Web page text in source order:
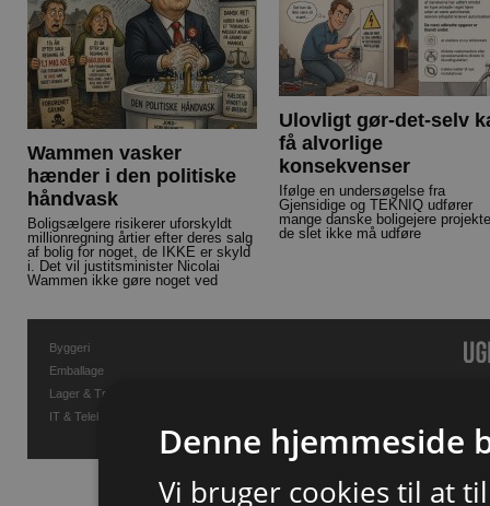
Wammen vasker
hænder i den politiske
håndvask
Boligsælgere risikerer uforskyldt
millionregning årtier efter deres salg
af bolig for noget, de IKKE er skyld
i. Det vil justitsminister Nicolai
Wammen ikke gøre noget ved
Ulovligt gør-det-selv
få alvorlige
konsekvenser
Ifølge en undersøgelse fra
Gjensidige og TEKNIQ udfører
mange danske boligejere
de slet ikke må udføre
Byggeri
Emballage
Lager & Transport
IT & Telekommunikation
Denne hjemmeside
Vi bruger cookies til at